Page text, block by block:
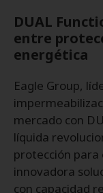
DUAL
entre
energética
Eagle Group,
mercado con
líquida
protección para
innovadora
con capacidad